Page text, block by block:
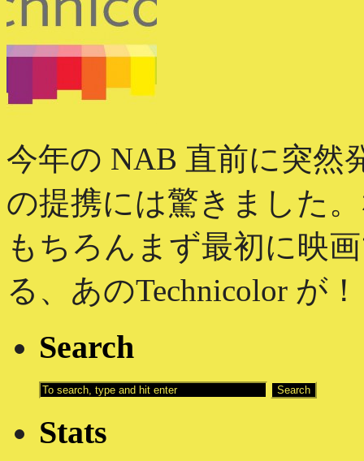
今年の NAB 直前に突然
の提携には驚きました
もちろんまず最初に映
る、あのTechnicolor が
Search
Stats